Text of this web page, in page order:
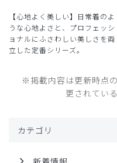
【心地よく美しい】日常着のよ
うな心地よさと、プロフェッシ
ョナルにふさわしい美しさを両
立した定番シリーズ。
※掲載内容は更新時点
更されてい
カテゴリ